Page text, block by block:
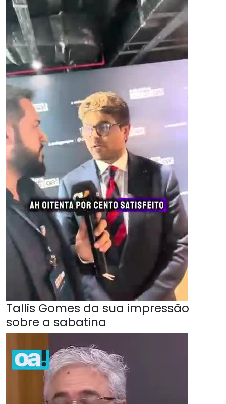
Tallis Gomes da sua impressão
sobre a sabatina